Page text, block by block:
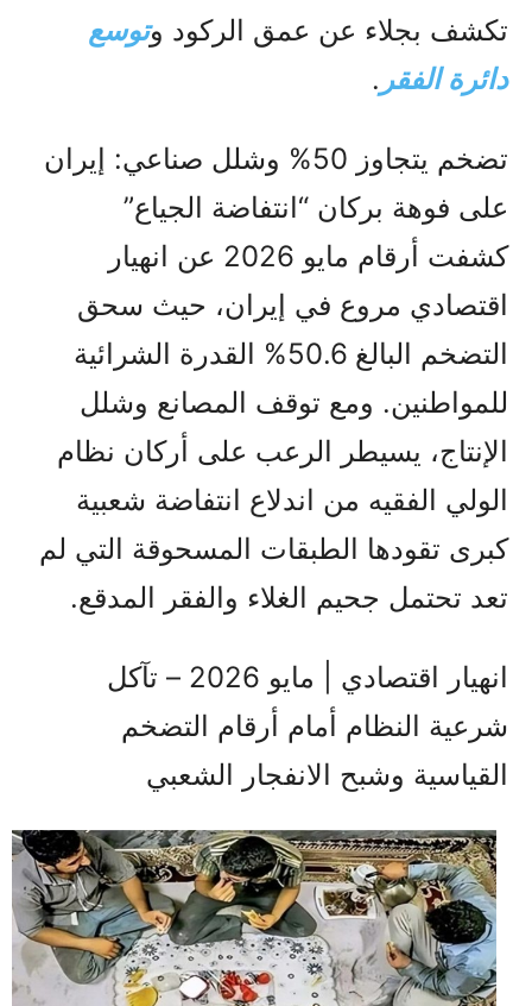
تكشف بجلاء عن عمق الركود وتوسع
دائرة الفقر .
تضخم يتجاوز 50% وشلل صناعي: إيران
على فوهة بركان “انتفاضة الجياع”
كشفت أرقام مايو 2026 عن انهيار
اقتصادي مروع في إيران، حيث سحق
التضخم البالغ 50.6% القدرة الشرائية
للمواطنين. ومع توقف المصانع وشلل
الإنتاج، يسيطر الرعب على أركان نظام
الولي الفقيه من اندلاع انتفاضة شعبية
كبرى تقودها الطبقات المسحوقة التي لم
تعد تحتمل جحيم الغلاء والفقر المدقع.
انهيار اقتصادي | مايو 2026 – تآكل
شرعية النظام أمام أرقام التضخم
القياسية وشبح الانفجار الشعبي